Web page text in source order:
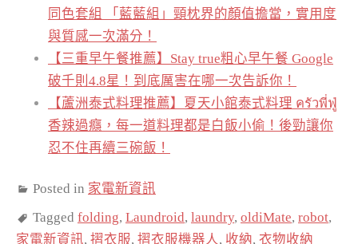
同色套組 「藍藍組」頸枕界的顏值擔當，實用度
與質感一次滿分！
【三重早午餐推薦】Stay true粗心早午餐 Google
破千則4.8星！到底厲害在哪一次告訴你！
【蘆洲泰式料理推薦】夏天小館泰式料理 ครัวพี่ฟู่
香辣過癮，每一道料理都是白飯小偷！後勁讓你
忍不住再續三碗飯！
Posted in 家電新資訊
Tagged folding, Laundroid, laundry, oldiMate, robot,
家電新資訊, 摺衣服, 摺衣服機器人, 收納, 衣物收納